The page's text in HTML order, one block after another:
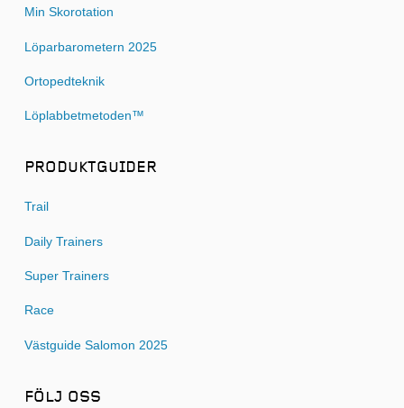
Min Skorotation
Löparbarometern 2025
Ortopedteknik
Löplabbetmetoden™
PRODUKTGUIDER
Trail
Daily Trainers
Super Trainers
Race
Västguide Salomon 2025
FÖLJ OSS